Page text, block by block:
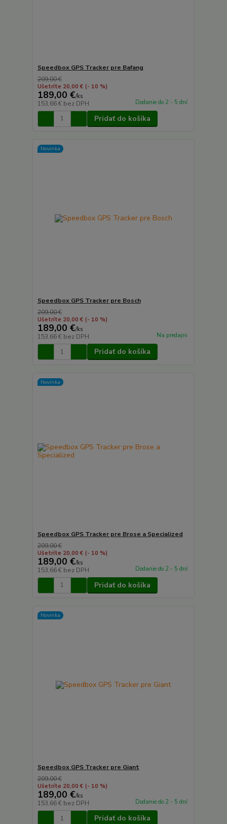
Speedbox GPS Tracker pre Bafang
209,00 €
Ušetríte 20,00 € (- 10 %)
189,00 €/ks
153,66 € bez DPH Dodanie do 2 - 5 dní
Pridať do košíka
Novinka
Speedbox GPS Tracker pre Bosch
209,00 €
Ušetríte 20,00 € (- 10 %)
189,00 €/ks
153,66 € bez DPH Na predajni
Pridať do košíka
Novinka
Speedbox GPS Tracker pre Brose a Specialized
209,00 €
Ušetríte 20,00 € (- 10 %)
189,00 €/ks
153,66 € bez DPH Dodanie do 2 - 5 dní
Pridať do košíka
Novinka
Speedbox GPS Tracker pre Giant
209,00 €
Ušetríte 20,00 € (- 10 %)
189,00 €/ks
153,66 € bez DPH Dodanie do 2 - 5 dní
Pridať do košíka